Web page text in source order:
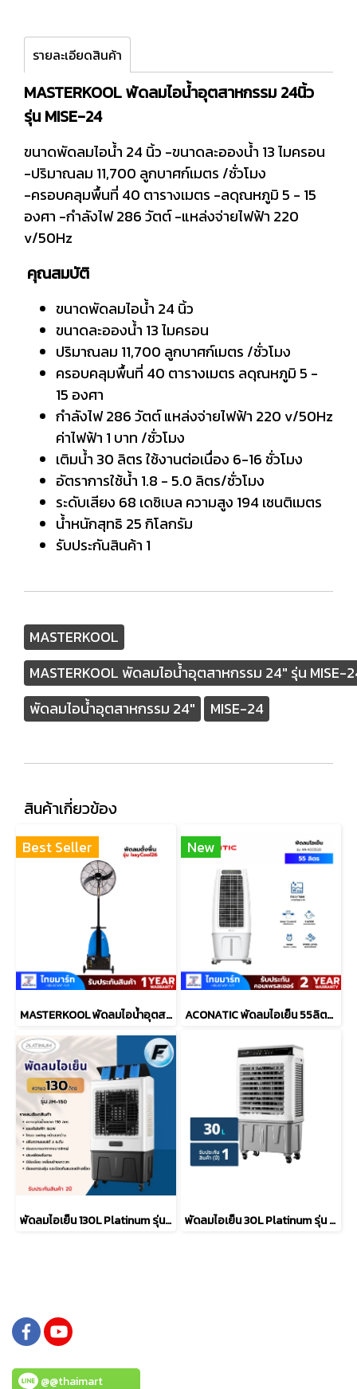
รายละเอียดสินค้า
MASTERKOOL พัดลมไอน้ำอุตสาหกรรม 24นิ้ว
รุ่น MISE-24
ขนาดพัดลมไอน้ำ 24 นิ้ว -ขนาดละอองน้ำ 13 ไมครอน
-ปริมาณลม 11,700 ลูกบาศก์เมตร /ชั่วโมง
-ครอบคลุมพื้นที่ 40 ตารางเมตร -ลดุณหภูมิ 5 - 15
องศา -กำลังไฟ 286 วัตต์ -แหล่งจ่ายไฟฟ้า 220
v/50Hz
คุณสมบัติ
ขนาดพัดลมไอน้ำ 24 นิ้ว
ขนาดละอองน้ำ 13 ไมครอน
ปริมาณลม 11,700 ลูกบาศก์เมตร /ชั่วโมง
ครอบคลุมพื้นที่ 40 ตารางเมตร ลดุณหภูมิ 5 -
15 องศา
กำลังไฟ 286 วัตต์ แหล่งจ่ายไฟฟ้า 220 v/50Hz
ค่าไฟฟ้า 1 บาท /ชั่วโมง
เติมน้ำ 30 ลิตร ใช้งานต่อเนื่อง 6-16 ชั่วโมง
อัตราการใช้น้ำ 1.8 - 5.0 ลิตร/ชั่วโมง
ระดับเสียง 68 เดซิเบล ความสูง 194 เซนติเมตร
น้ำหนักสุทธิ 25 กิโลกรัม
รับประกันสินค้า 1
MASTERKOOL
MASTERKOOL พัดลมไอน้ำอุตสาหกรรม 24" รุ่น MISE-
พัดลมไอน้ำอุตสาหกรรม 24"
MISE-24
สินค้าเกี่ยวข้อง
Best Seller
MASTERKOOL พัดลมไอน้ำอุตสาหกรรม 26" รุ่น IssyCool26
New
ACONATIC พัดลมไอเย็น 55ลิตร รุ่น AN-ACC5520
พัดลมไอเย็น 130L Platinum รุ่น JM-150 พัดลมไอเย็น 30L Platinum รุ่น KTM-D02
@@thaimart